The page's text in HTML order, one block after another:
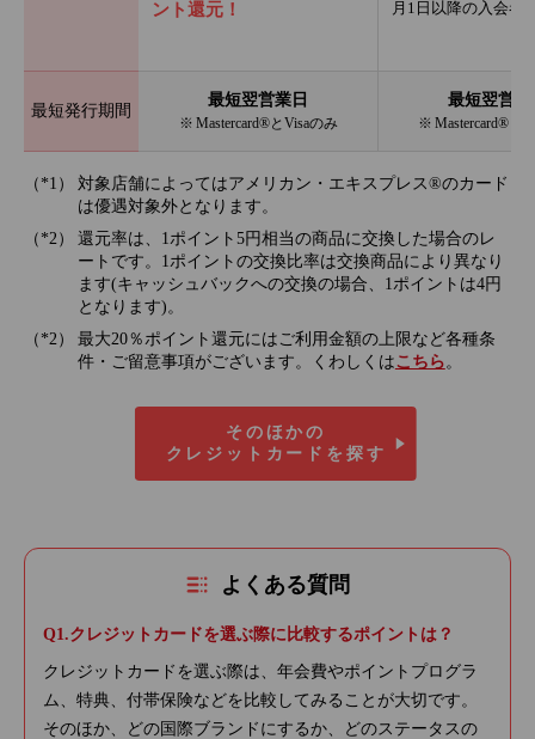
ント還元！
月1日以降の入会者
最短発行期間
最短翌営業日
※ Mastercard®とVisaのみ
最短翌営業
※ Mastercard®と
対象店舗によってはアメリカン・エキスプレス®のカード
は優遇対象外となります。
還元率は、1ポイント5円相当の商品に交換した場合のレ
ートです。1ポイントの交換比率は交換商品により異なり
ます(キャッシュバックへの交換の場合、1ポイントは4円
となります)。
最大20％ポイント還元にはご利用金額の上限など各種条
件・ご留意事項がございます。くわしくはこちら 。
そのほかの
クレジットカードを探す
よくある質問
クレジットカードを選ぶ際に比較するポイントは？
クレジットカードを選ぶ際は、年会費やポイントプログラ
ム、特典、付帯保険などを比較してみることが大切です。
そのほか、どの国際ブランドにするか、どのステータスの